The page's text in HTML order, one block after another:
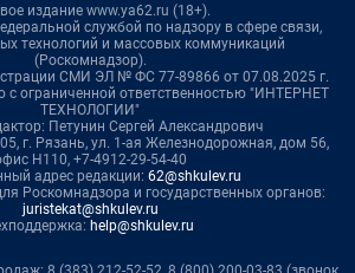
издание www.ya62.ru (18+).
службой по надзору в сфере связи,
технологий и массовых коммуникаций
(Роскомнадзор).
СМИ ЭЛ № ФС 77-89866 от 07.08.2025 г.
с ограниченной ответственностью "ИНТЕРНЕТ
ТЕХНОЛОГИИ"
Петунин Сергей Александрович
г. Рязань, ул. 1-ая Железнодорожная, дом 56,
Н110, +7-4912-29-54-40
адрес редакции: 62@shkulev.ru
Роскомнадзора и государственных органов:
juristekat@shkulev.ru
help@shkulev.ru